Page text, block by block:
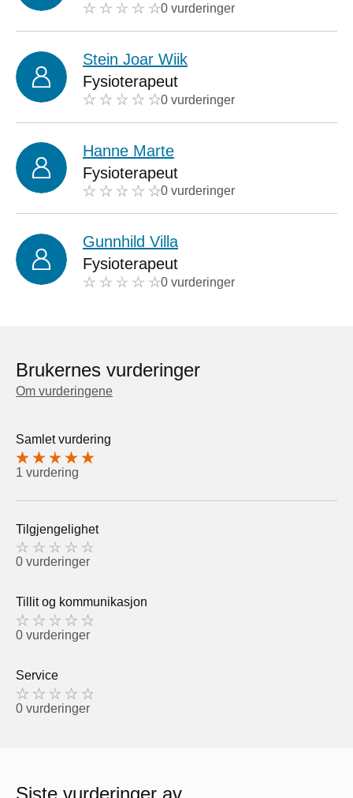
0 vurderinger
Stein Joar Wiik
Fysioterapeut
0 vurderinger
Hanne Marte
Fysioterapeut
0 vurderinger
Gunnhild Villa
Fysioterapeut
0 vurderinger
Brukernes vurderinger
Om vurderingene
Samlet vurdering
1 vurdering
Tilgjengelighet
0 vurderinger
Tillit og kommunikasjon
0 vurderinger
Service
0 vurderinger
Siste vurderinger av